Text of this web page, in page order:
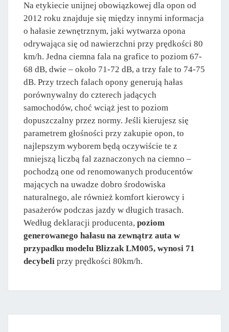
Na etykiecie unijnej obowiązkowej dla opon od
2012 roku znajduje się między innymi informacja
o hałasie zewnętrznym, jaki wytwarza opona
odrywająca się od nawierzchni przy prędkości 80
km/h. Jedna ciemna fala na grafice to poziom 67-
68 dB, dwie – około 71-72 dB, a trzy fale to 74-75
dB. Przy trzech falach opony generują hałas
porównywalny do czterech jadących
samochodów, choć wciąż jest to poziom
dopuszczalny przez normy. Jeśli kierujesz się
parametrem głośności przy zakupie opon, to
najlepszym wyborem będą oczywiście te z
mniejszą liczbą fal zaznaczonych na ciemno –
pochodzą one od renomowanych producentów
mających na uwadze dobro środowiska
naturalnego, ale również komfort kierowcy i
pasażerów podczas jazdy w długich trasach.
Według deklaracji producenta, poziom
generowanego hałasu na zewnątrz auta w
przypadku modelu Blizzak LM005, wynosi 71
decybeli przy prędkości 80km/h.